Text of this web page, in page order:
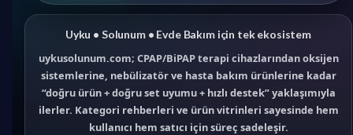
Uyku • Solunum • Evde Bakım için tek ekosistem
uykusolunum.com; CPAP/BiPAP terapi cihazlarından oksijen
sistemlerine, nebülizatör ve hasta bakım ürünlerine kadar
“doğru ürün + doğru set uyumu + hızlı destek” yaklaşımıyla
ilerler. Kategori rehberleri ve ürün vitrinleri sayesinde hem
kullanıcı hem satıcı için süreç sadeleşir.